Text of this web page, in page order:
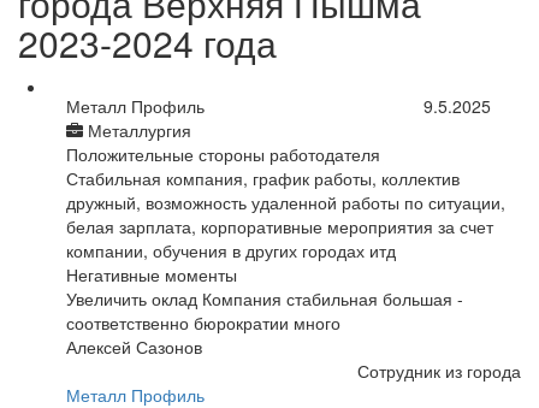
2023-2024 года
Металл Профиль
Металлургия
9.5.2025
Положительные стороны работодателя
Стабильная компания, график работы, коллектив
дружный, возможность удаленной работы по ситуации,
белая зарплата, корпоративные мероприятия за счет
компании, обучения в других городах итд
Негативные моменты
Увеличить оклад Компания стабильная большая -
соответственно бюрократии много
Алексей Сазонов
Сотрудник из города
Металл Профиль